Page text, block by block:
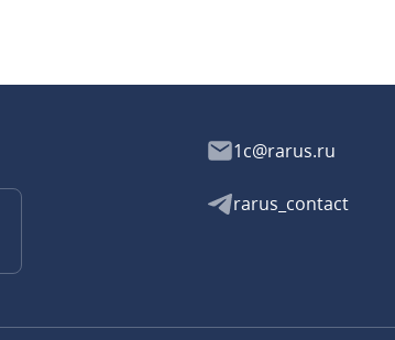
1c@rarus.ru
rarus_contact